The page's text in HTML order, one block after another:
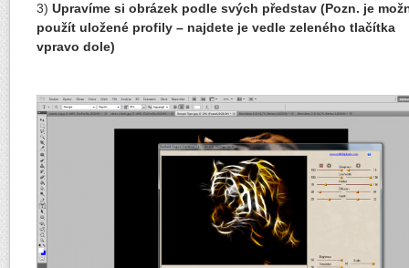
3) Upravíme si obrázek podle svých představ (Pozn. je
použít uložené profily – najdete je vedle zeleného tlačítka
vpravo dole)